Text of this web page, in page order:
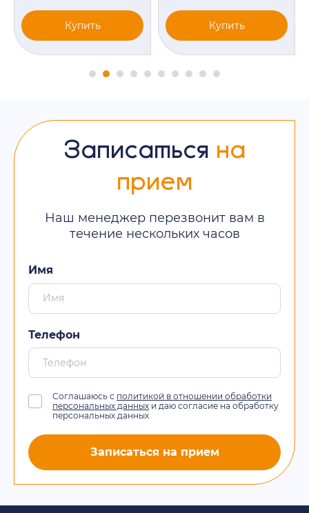
Купить Купить
Записаться на
прием
Наш менеджер перезвонит вам в
течение нескольких часов
Имя
Телефон
Соглашаюсь с политикой в отношении обработки
персональных данных и даю согласие на обработку
персональных данных
Записаться на прием